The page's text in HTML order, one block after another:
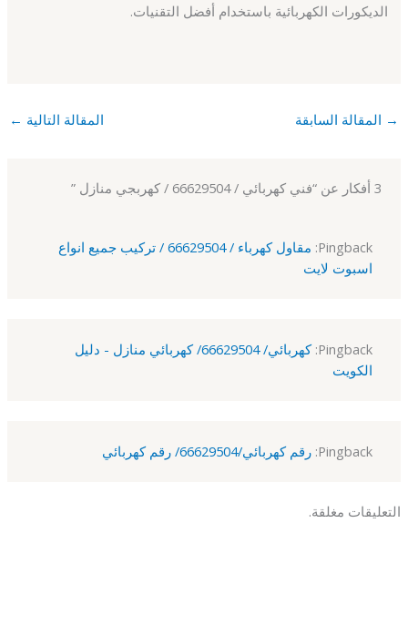
الديكورات الكهربائية باستخدام أفضل التقنيات.
→ المقالة السابقة المقالة التالية ←
3 أفكار عن “فني كهربائي / 66629504 / كهربجي منازل ”
Pingback:
مقاول كهرباء / 66629504 / تركيب جميع انواع
اسبوت لايت
Pingback:
كهربائي/ 66629504/ كهربائي منازل - دليل
الكويت
Pingback: رقم كهربائي/66629504/ رقم كهربائي
التعليقات مغلقة.